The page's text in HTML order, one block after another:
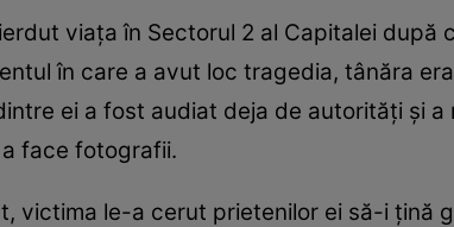
viața în Sectorul 2 al Capitalei după
în care a avut loc tragedia, tânăra
ei a fost audiat deja de autorități și
face fotografii.
victima le-a cerut prietenilor ei să-i țină